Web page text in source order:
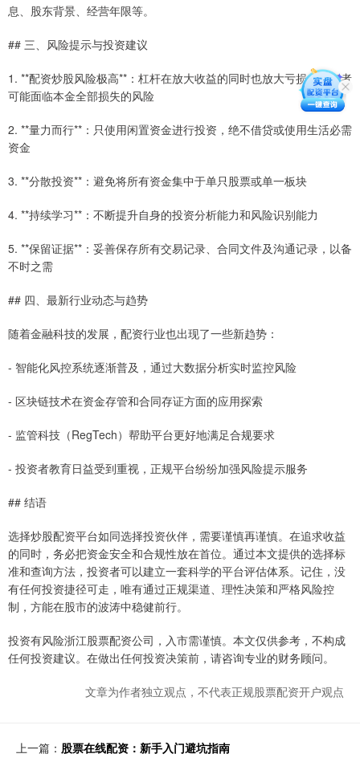
息、股东背景、经营年限等。
## 三、风险提示与投资建议
1. **配资炒股风险极高**：杠杆在放大收益的同时也放大亏损，投资者
可能面临本金全部损失的风险
2. **量力而行**：只使用闲置资金进行投资，绝不借贷或使用生活必需
资金
3. **分散投资**：避免将所有资金集中于单只股票或单一板块
4. **持续学习**：不断提升自身的投资分析能力和风险识别能力
5. **保留证据**：妥善保存所有交易记录、合同文件及沟通记录，以备
不时之需
## 四、最新行业动态与趋势
随着金融科技的发展，配资行业也出现了一些新趋势：
- 智能化风控系统逐渐普及，通过大数据分析实时监控风险
- 区块链技术在资金存管和合同存证方面的应用探索
- 监管科技（RegTech）帮助平台更好地满足合规要求
- 投资者教育日益受到重视，正规平台纷纷加强风险提示服务
## 结语
选择炒股配资平台如同选择投资伙伴，需要谨慎再谨慎。在追求收益
的同时，务必把资金安全和合规性放在首位。通过本文提供的选择标
准和查询方法，投资者可以建立一套科学的平台评估体系。记住，没
有任何投资捷径可走，唯有通过正规渠道、理性决策和严格风险控
制，方能在股市的波涛中稳健前行。
投资有风险浙江股票配资公司，入市需谨慎。本文仅供参考，不构成
任何投资建议。在做出任何投资决策前，请咨询专业的财务顾问。
文章为作者独立观点，不代表正规股票配资开户观点
上一篇： 股票在线配资：新手入门避坑指南